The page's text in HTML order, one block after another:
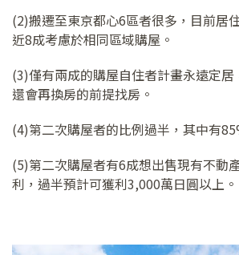
(2)搬遷至東京都心6區者很多，目前居
近8成考慮於相同區域購屋。
(3)僅有兩成的購屋自住者計畫永遠定
還會再換房的前提找房。
(4)第二次購屋者的比例過半，其中有
(5)第二次購屋者有6成想出售現有不動
利，過半預計可獲利3,000萬日圓以上。